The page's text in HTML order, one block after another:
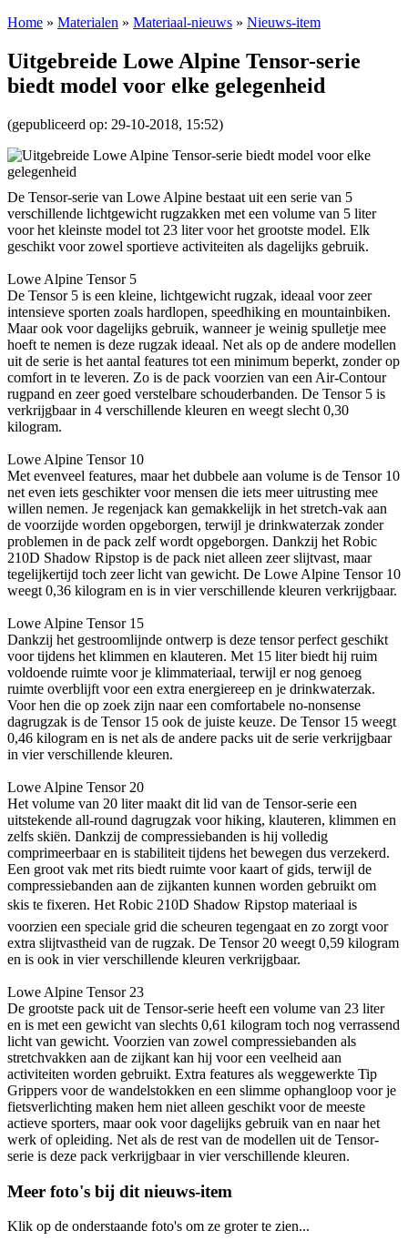
Home » Materialen » Materiaal-nieuws » Nieuws-item
Uitgebreide Lowe Alpine Tensor-serie
biedt model voor elke gelegenheid
(gepubliceerd op: 29-10-2018, 15:52)
De Tensor-serie van Lowe Alpine bestaat uit een serie van 5
verschillende lichtgewicht rugzakken met een volume van 5 liter
voor het kleinste model tot 23 liter voor het grootste model. Elk
geschikt voor zowel sportieve activiteiten als dagelijks gebruik.
Lowe Alpine Tensor 5
De Tensor 5 is een kleine, lichtgewicht rugzak, ideaal voor zeer
intensieve sporten zoals hardlopen, speedhiking en mountainbiken.
Maar ook voor dagelijks gebruik, wanneer je weinig spulletje mee
hoeft te nemen is deze rugzak ideaal. Net als op de andere modellen
uit de serie is het aantal features tot een minimum beperkt, zonder op
comfort in te leveren. Zo is de pack voorzien van een Air-Contour
rugpand en zeer goed verstelbare schouderbanden. De Tensor 5 is
verkrijgbaar in 4 verschillende kleuren en weegt slecht 0,30
kilogram.
Lowe Alpine Tensor 10
Met evenveel features, maar het dubbele aan volume is de Tensor 10
net even iets geschikter voor mensen die iets meer uitrusting mee
willen nemen. Je regenjack kan gemakkelijk in het stretch-vak aan
de voorzijde worden opgeborgen, terwijl je drinkwaterzak zonder
problemen in de pack zelf wordt opgeborgen. Dankzij het Robic
210D Shadow Ripstop is de pack niet alleen zeer slijtvast, maar
tegelijkertijd toch zeer licht van gewicht. De Lowe Alpine Tensor 10
weegt 0,36 kilogram en is in vier verschillende kleuren verkrijgbaar.
Lowe Alpine Tensor 15
Dankzij het gestroomlijnde ontwerp is deze tensor perfect geschikt
voor tijdens het klimmen en klauteren. Met 15 liter biedt hij ruim
voldoende ruimte voor je klimmateriaal, terwijl er nog genoeg
ruimte overblijft voor een extra energiereep en je drinkwaterzak.
Voor hen die op zoek zijn naar een comfortabele no-nonsense
dagrugzak is de Tensor 15 ook de juiste keuze. De Tensor 15 weegt
0,46 kilogram en is net als de andere packs uit de serie verkrijgbaar
in vier verschillende kleuren.
Lowe Alpine Tensor 20
Het volume van 20 liter maakt dit lid van de Tensor-serie een
uitstekende all-round dagrugzak voor hiking, klauteren, klimmen en
zelfs skiën. Dankzij de compressiebanden is hij volledig
comprimeerbaar en is stabiliteit tijdens het bewegen dus verzekerd.
Een groot vak met rits biedt ruimte voor kaart of gids, terwijl de
compressiebanden aan de zijkanten kunnen worden gebruikt om
skis te fixeren. Het Robic 210D Shadow Ripstop materiaal is
voorzien een speciale grid die scheuren tegengaat en zo zorgt voor
extra slijtvastheid van de rugzak. De Tensor 20 weegt 0,59 kilogram
en is ook in vier verschillende kleuren verkrijgbaar.
Lowe Alpine Tensor 23
De grootste pack uit de Tensor-serie heeft een volume van 23 liter
en is met een gewicht van slechts 0,61 kilogram toch nog verrassend
licht van gewicht. Voorzien van zowel compressiebanden als
stretchvakken aan de zijkant kan hij voor een veelheid aan
activiteiten worden gebruikt. Extra features als weggewerkte Tip
Grippers voor de wandelstokken en een slimme ophangloop voor je
fietsverlichting maken hem niet alleen geschikt voor de meeste
actieve sporters, maar ook voor dagelijks gebruik van en naar het
werk of opleiding. Net als de rest van de modellen uit de Tensor-
serie is deze pack verkrijgbaar in vier verschillende kleuren.
Meer foto's bij dit nieuws-item
Klik op de onderstaande foto's om ze groter te zien...